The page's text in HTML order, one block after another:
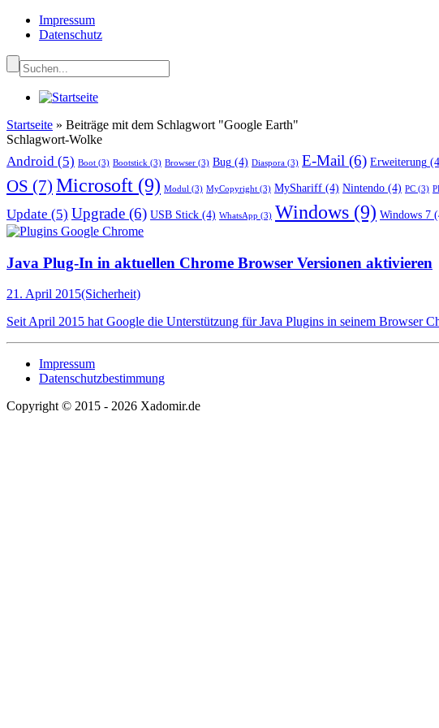
Impressum
Datenschutz
Startseite » Beiträge mit dem Schlagwort "Google Earth"
Schlagwort-Wolke
Android (5) Boot (3) Bootstick (3) Browser (3) Bug (4) Diaspora (3) E-Mail (6) Erweiterung
OS (7) Microsoft (9) Modul (3) MyCopyright (3) MyShariff (4) Nintendo (4) PC (3)
Update (5) Upgrade (6) USB Stick (4) WhatsApp (3) Windows (9) Windows 7
Java Plug-In in aktuellen Chrome Browser Versionen aktivieren
21. April 2015(Sicherheit)
Seit April 2015 hat Google die Unterstützung für Java Plugins in seinem Browser
Impressum
Datenschutzbestimmung
Copyright © 2015 - 2026 Xadomir.de